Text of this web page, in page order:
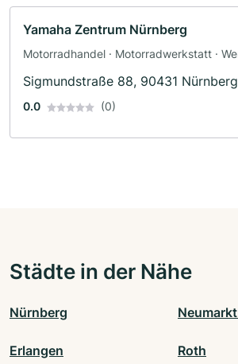
Yamaha Zentrum Nürnberg
Motorradhandel · Motorradwerkstatt ·
Sigmundstraße 88, 90431 Nürnberg
0.0 (0)
Städte in der Nähe
Nürnberg
Erlangen Roth